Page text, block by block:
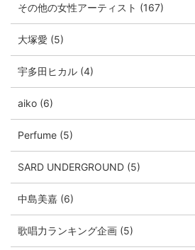
その他の女性アーティスト (167)
大塚愛 (5)
宇多田ヒカル (4)
aiko (6)
Perfume (5)
SARD UNDERGROUND (5)
中島美嘉 (6)
歌唱力ランキング企画 (5)